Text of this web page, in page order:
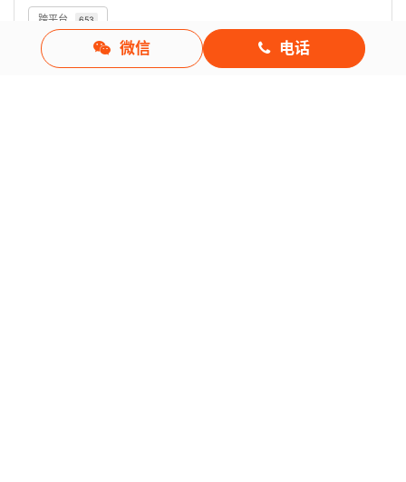
跨平台 653
微信 电话